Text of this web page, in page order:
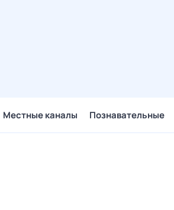
Местные каналы Познавательные